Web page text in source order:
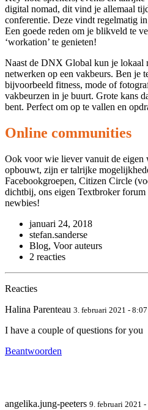
digital nomad, dit vind je allemaal
conferentie. Deze vindt regelmatig
Een goede reden om je blikveld te
‘workation’ te genieten!
Naast de DNX Global kun je lokaal
netwerken op een vakbeurs. Ben je
bijvoorbeeld fitness, mode of
vakbeurzen in je buurt. Grote kans
bent. Perfect om op te vallen en
Online communities
Ook voor wie liever vanuit de eigen
opbouwt, zijn er talrijke
Facebookgroepen, Citizen Circle
dichtbij, ons eigen Textbroker
newbies!
januari 24, 2018
stefan.sanderse
Blog, Voor auteurs
2 reacties
Reacties
Halina Parenteau 3. februari 2021 - 8:07
I have a couple of questions for you
Beantwoorden
angelika.jung-peeters 9. februari 2021 -